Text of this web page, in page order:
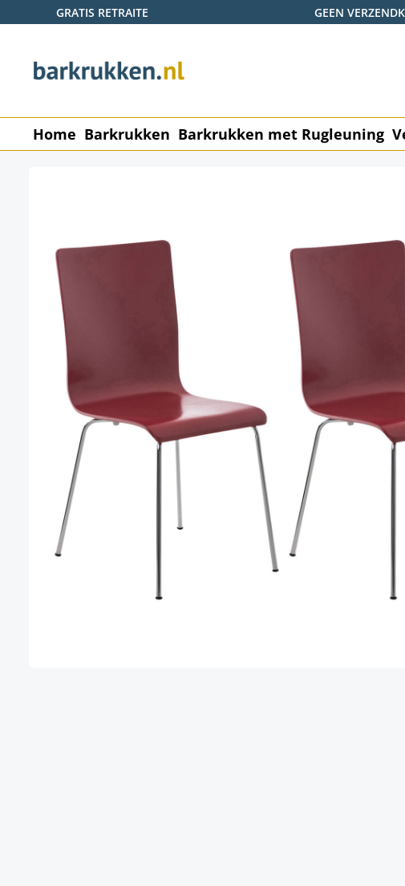
de hoofdinhoud
Ga naar de zoekopdracht
Ga naar de hoofdnavigatie
GRATIS RETRAITE GEEN
Home Barkrukken Barkrukken met Rugleuning